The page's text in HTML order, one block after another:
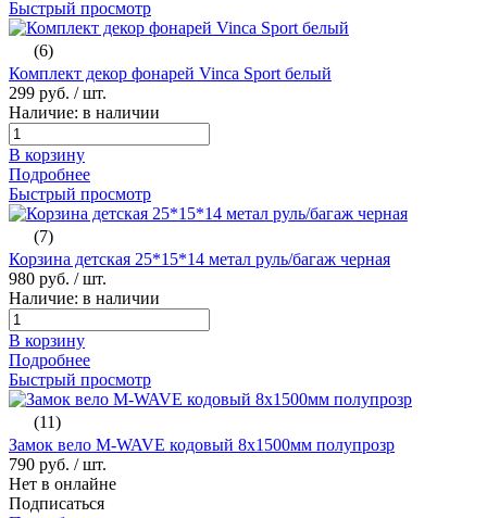
Быстрый просмотр
(6)
Комплект декор фонарей Vinca Sport белый
299 руб. / шт.
Наличие: в наличии
В корзину
Подробнее
Быстрый просмотр
(7)
Корзина детская 25*15*14 метал руль/багаж черная
980 руб. / шт.
Наличие: в наличии
В корзину
Подробнее
Быстрый просмотр
(11)
Замок вело M-WAVE кодовый 8х1500мм полупрозр
790 руб. / шт.
Нет в онлайне
Подписаться